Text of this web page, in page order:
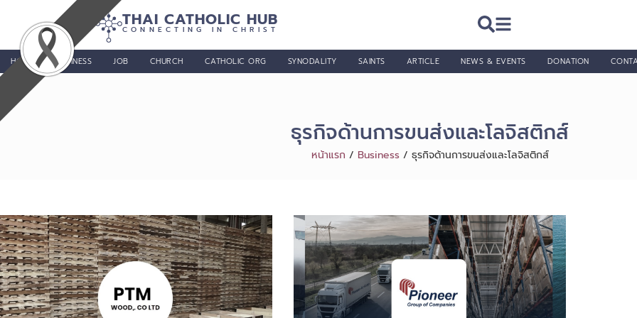
THAI CATHOLIC HUB
CONNECTING IN CHRIST
HOME BUSINESS JOB CHURCH CATHOLIC ORG SYNODALITY SAINTS ARTICLE NEWS & EVENTS DONATION
ธุรกิจด้านการขนส่งและโลจิสติกส์
หน้าแรก / Business / ธุรกิจด้านการขนส่งและโลจิสติกส์